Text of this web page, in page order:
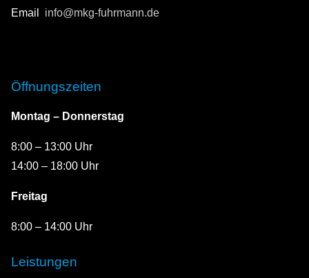
Email info@mkg-fuhrmann.de
Öffnungszeiten
Montag – Donnerstag
8:00 – 13:00 Uhr
14:00 – 18:00 Uhr
Freitag
8:00 – 14:00 Uhr
Leistungen